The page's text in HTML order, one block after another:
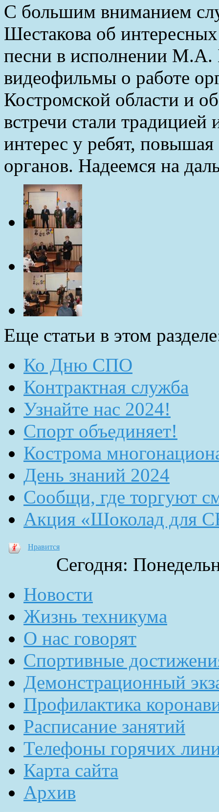
С большим вниманием
Шестакова об интересных
песни в исполнении М.А.
видеофильмы о работе
Костромской области и
встречи стали
интерес у ребят,
органов. Надеемся на
Еще статьи в этом
Ко Дню СПО
Контрактная служба
Узнайте нас 2024!
Спорт объединяет!
Кострома
День знаний 2024
Сообщи, где торгуют
Акция «Шоколад для
Нравится
Сегодня:
Новости
Жизнь техникума
О нас говорят
Спортивные
Демонстрационный
Профилактика
Расписание занятий
Телефоны горячих
Карта сайта
Архив